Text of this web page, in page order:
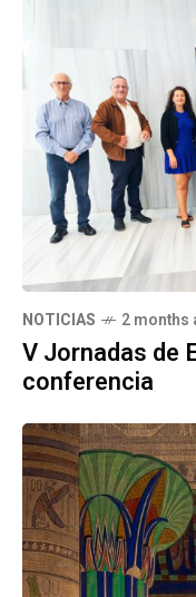
NOTICIAS 2 months
V Jornadas de
conferencia